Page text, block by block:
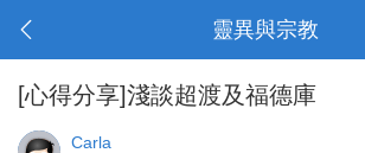
靈異與宗教
[心得分享]淺談超渡及福德庫
Carla